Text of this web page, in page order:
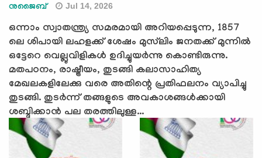
നുജൈബ് Jul 14, 2026
ഒന്നാം സ്വാതന്ത്ര്യ സമരമായി അറിയപ്പെടുന്ന, 1857
ലെ ശിപായി ലഹളക്ക് ശേഷം മുസ്‍ലിം ജനതക്ക് മുന്നിൽ
ഒട്ടേറെ വെല്ലുവിളികൾ ഉദിച്ചുയർന്നു കൊണ്ടിരുന്നു.
മതപഠനം, രാഷ്ട്രീയം, തുടങ്ങി കലാസാഹിത്യ
മേഖലകളിലേക്കു വരെ അതിന്റെ പ്രതിഫലനം വ്യാപിച്ചു
തുടങ്ങി. തുടർന്ന് തങ്ങളുടെ അവകാശങ്ങൾക്കായി
ശബ്ദിക്കാൻ പല തരത്തിലുള്ള...